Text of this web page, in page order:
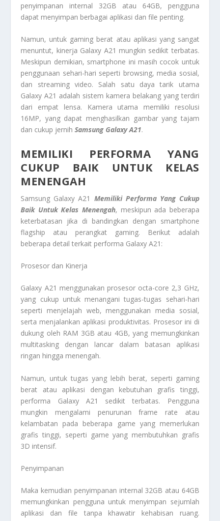
penyimpanan internal 32GB atau 64GB, pengguna
dapat menyimpan berbagai aplikasi dan file penting.
Namun, untuk gaming berat atau aplikasi yang sangat
menuntut, kinerja Galaxy A21 mungkin sedikit terbatas.
Meskipun demikian, smartphone ini masih cocok untuk
penggunaan sehari-hari seperti browsing, media sosial,
dan streaming video. Salah satu daya tarik utama
Galaxy A21 adalah sistem kamera belakang yang terdiri
dari empat lensa. Kamera utama memiliki resolusi
16MP, yang dapat menghasilkan gambar yang tajam
dan cukup jernih Samsung Galaxy A21.
MEMILIKI PERFORMA YANG
CUKUP BAIK UNTUK KELAS
MENENGAH
Samsung Galaxy A21 Memiliki Performa Yang Cukup
Baik Untuk Kelas Menengah, meskipun ada beberapa
keterbatasan jika di bandingkan dengan smartphone
flagship atau perangkat gaming. Berikut adalah
beberapa detail terkait performa Galaxy A21:
Prosesor dan Kinerja
Galaxy A21 menggunakan prosesor octa-core 2,3 GHz,
yang cukup untuk menangani tugas-tugas sehari-hari
seperti menjelajah web, menggunakan media sosial,
serta menjalankan aplikasi produktivitas. Prosesor ini di
dukung oleh RAM 3GB atau 4GB, yang memungkinkan
multitasking dengan lancar dalam batasan aplikasi
ringan hingga menengah.
Namun, untuk tugas yang lebih berat, seperti gaming
berat atau aplikasi dengan kebutuhan grafis tinggi,
performa Galaxy A21 sedikit terbatas. Pengguna
mungkin mengalami penurunan frame rate atau
kelambatan pada beberapa game yang memerlukan
grafis tinggi, seperti game yang membutuhkan grafis
3D intensif.
Penyimpanan
Maka kemudian penyimpanan internal 32GB atau 64GB
memungkinkan pengguna untuk menyimpan sejumlah
aplikasi dan file tanpa khawatir kehabisan ruang.